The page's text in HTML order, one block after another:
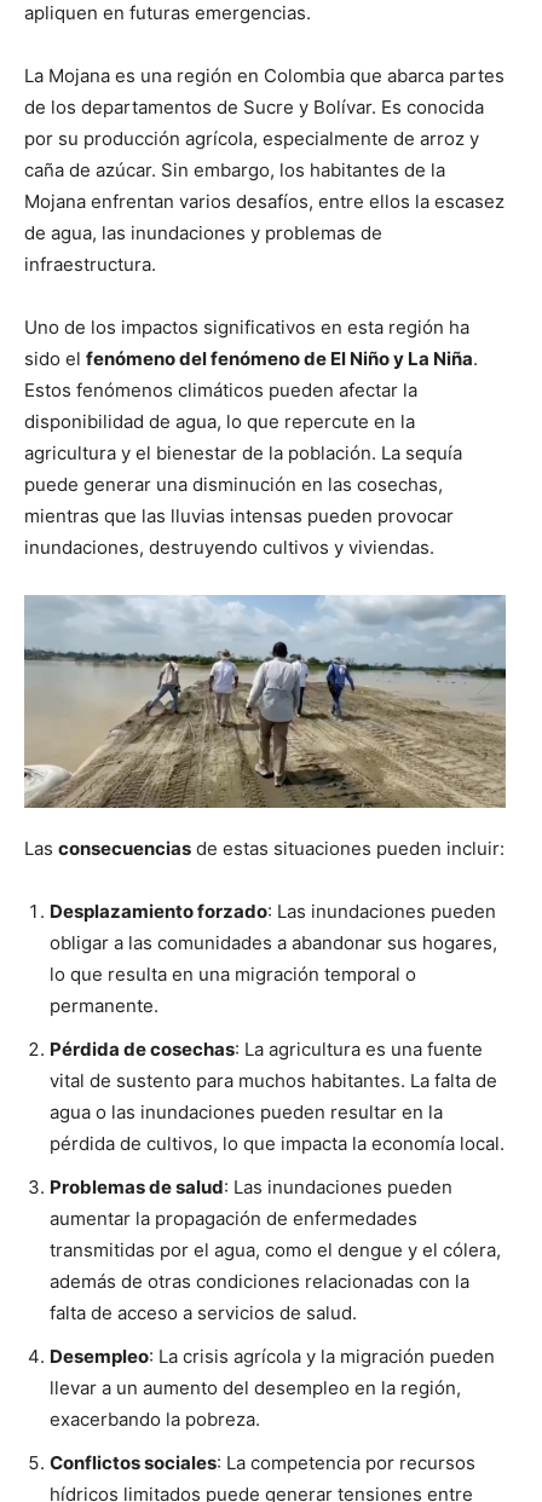
apliquen en futuras emergencias.
La Mojana es una región en Colombia que abarca partes
de los departamentos de Sucre y Bolívar. Es conocida
por su producción agrícola, especialmente de arroz y
caña de azúcar. Sin embargo, los habitantes de la
Mojana enfrentan varios desafíos, entre ellos la escasez
de agua, las inundaciones y problemas de
infraestructura.
Uno de los impactos significativos en esta región ha
sido el fenómeno del fenómeno de El Niño y La Niña.
Estos fenómenos climáticos pueden afectar la
disponibilidad de agua, lo que repercute en la
agricultura y el bienestar de la población. La sequía
puede generar una disminución en las cosechas,
mientras que las lluvias intensas pueden provocar
inundaciones, destruyendo cultivos y viviendas.
Las consecuencias de estas situaciones pueden incluir:
Desplazamiento forzado: Las inundaciones pueden
obligar a las comunidades a abandonar sus hogares,
lo que resulta en una migración temporal o
permanente.
Pérdida de cosechas: La agricultura es una fuente
vital de sustento para muchos habitantes. La falta de
agua o las inundaciones pueden resultar en la
pérdida de cultivos, lo que impacta la economía local.
Problemas de salud: Las inundaciones pueden
aumentar la propagación de enfermedades
transmitidas por el agua, como el dengue y el cólera,
además de otras condiciones relacionadas con la
falta de acceso a servicios de salud.
Desempleo: La crisis agrícola y la migración pueden
llevar a un aumento del desempleo en la región,
exacerbando la pobreza.
Conflictos sociales: La competencia por recursos
hídricos limitados puede generar tensiones entre